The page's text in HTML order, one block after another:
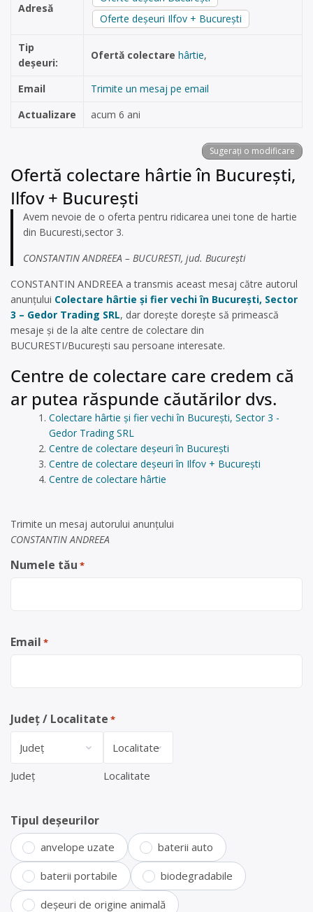
Adresă
Oferte deșeuri Ilfov + București
Tip
deșeuri:
Ofertă colectare hârtie,
Email
Trimite un mesaj pe email
Actualizare
acum 6 ani
Sugerați o modificare
Ofertă colectare hârtie în București,
Ilfov + București
Avem nevoie de o oferta pentru ridicarea unei tone de hartie
din Bucuresti,sector 3.
CONSTANTIN ANDREEA – BUCURESTI, jud. București
CONSTANTIN ANDREEA a transmis aceast mesaj către autorul
anunțului Colectare hârtie și fier vechi în București, Sector
3 – Gedor Trading SRL, dar dorește dorește să primească
mesaje și de la alte centre de colectare din
BUCURESTI/București sau persoane interesate.
Centre de colectare care credem că
ar putea răspunde căutărilor dvs.
Colectare hârtie și fier vechi în București, Sector 3 -
Gedor Trading SRL
Centre de colectare deșeuri în București
Centre de colectare deșeuri în Ilfov + București
Centre de colectare hârtie
Trimite un mesaj autorului anunţului
CONSTANTIN ANDREEA
Numele tău *
Email *
Județ / Localitate *
Județ Localitate
Tipul deșeurilor
anvelope uzate baterii auto
baterii portabile biodegradabile
deșeuri de origine animală